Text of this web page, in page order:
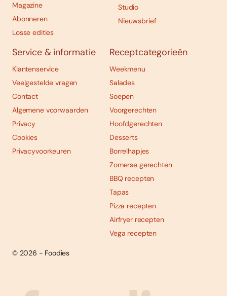
Magazine
Abonneren
Losse edities
Studio
Nieuwsbrief
Service & informatie
Klantenservice
Veelgestelde vragen
Contact
Algemene voorwaarden
Privacy
Cookies
Privacyvoorkeuren
Receptcategorieën
Weekmenu
Salades
Soepen
Voorgerechten
Hoofdgerechten
Desserts
Borrelhapjes
Zomerse gerechten
BBQ recepten
Tapas
Pizza recepten
Airfryer recepten
Vega recepten
© 2026 - Foodies